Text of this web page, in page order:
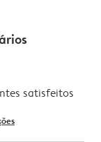
satisfeitos